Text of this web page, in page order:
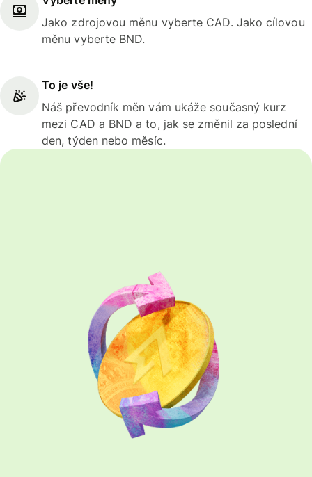
Jako zdrojovou měnu vyberte CAD. Jako cílovou
měnu vyberte BND.
To je vše!
Náš převodník měn vám ukáže současný kurz
mezi CAD a BND a to, jak se změnil za poslední
den, týden nebo měsíc.